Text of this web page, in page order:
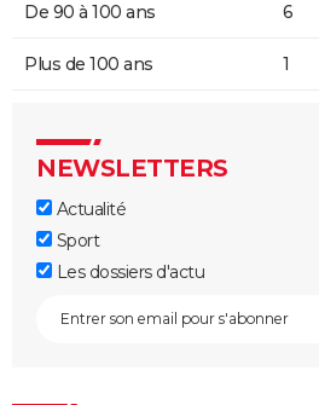
De 90 à 100 ans 6
Plus de 100 ans 1
NEWSLETTERS
Actualité
Sport
Les dossiers d'actu